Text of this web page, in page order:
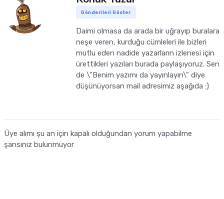
Gönderileri Göster
Daimi olmasa da arada bir uğrayıp buralara
neşe veren, kurduğu cümleleri ile bizleri
mutlu eden nadide yazarların izlenesi için
ürettikleri yazıları burada paylaşıyoruz. Sen
de \"Benim yazımı da yayınlayın\" diye
düşünüyorsan mail adresimiz aşağıda :)
Üye alımı şu an için kapalı olduğundan yorum yapabilme
şansınız bulunmuyor